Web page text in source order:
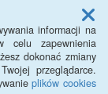
informacji na
celu zapewnienia
dokonać zmiany
przeglądarce.
plików cookies
Menu